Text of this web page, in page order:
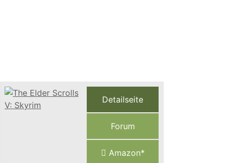
Detailseite
Forum
Amazon*